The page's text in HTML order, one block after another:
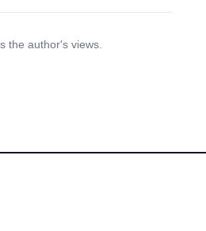
the author's views.